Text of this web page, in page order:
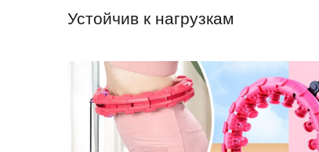
Устойчив к нагрузкам